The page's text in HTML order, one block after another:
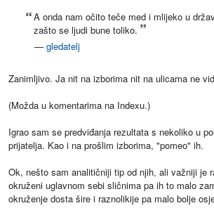
A onda nam očito teče med i mlijeko u
zašto se ljudi bune toliko.
— gledatelj
Zanimljivo. Ja nit na izborima nit na ulicama ne
(Možda u komentarima na Indexu.)
Igrao sam se predviđanja rezultata s nekoliko u
prijatelja. Kao i na prošlim izborima, "pomeo" ih.
Ok, nešto sam analitičniji tip od njih, ali važniji je
okruženi uglavnom sebi sličnima pa ih to malo
okruženje dosta šire i raznolikije pa malo bolje